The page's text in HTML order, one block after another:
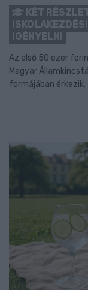
KÉT
IGÉNYELNI
Az első 50 ezer
Magyar
formájában érkezik.